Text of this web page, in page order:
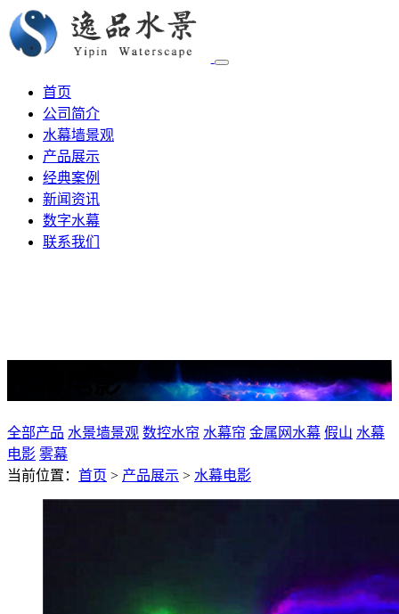
首页
公司简介
水幕墙景观
产品展示
经典案例
新闻资讯
数字水幕
联系我们
水幕电影
全部产品 水景墙景观 数控水帘 水幕帘 金属网水幕 假山 水幕
电影 雾幕
当前位置： 首页 > 产品展示 > 水幕电影